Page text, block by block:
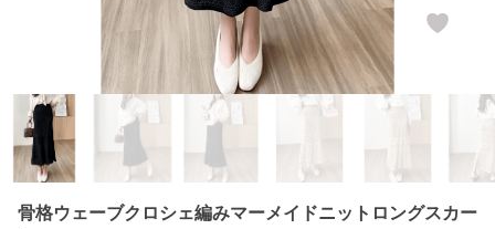
骨格ウェーブクロシェ編みマーメイドニットロングスカー